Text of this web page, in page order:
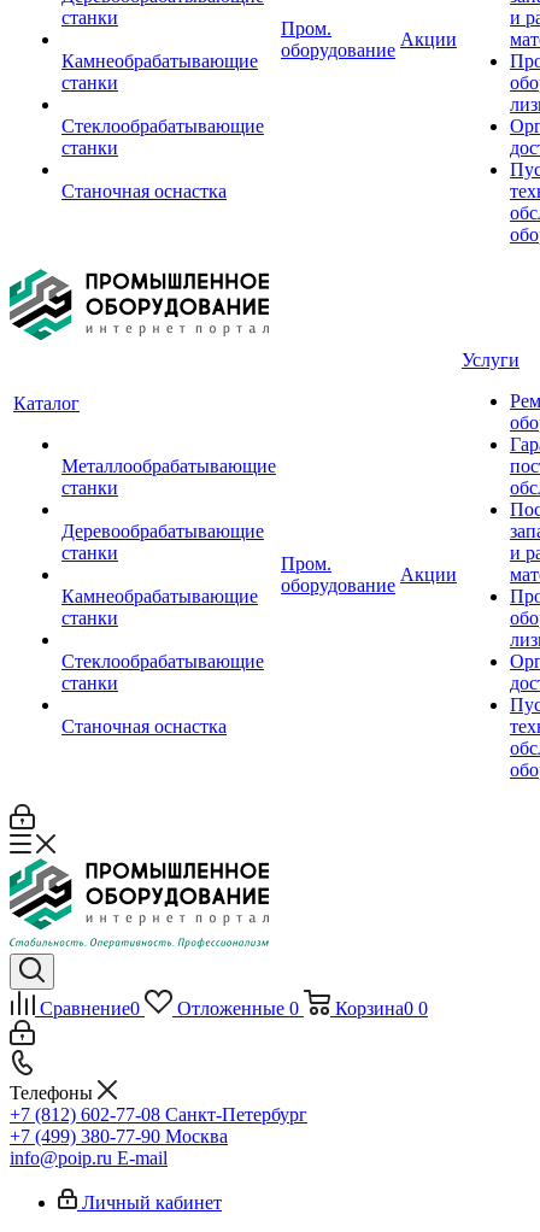
станки
Камнеобрабатывающие
станки
Стеклообрабатывающие
станки
Станочная оснастка
Пром.
оборудование
Акции
и
Каталог
Металлообрабатывающие
станки
Деревообрабатывающие
станки
Камнеобрабатывающие
станки
Стеклообрабатывающие
станки
Станочная оснастка
Пром.
оборудование
Акции
Услуги
и
Сравнение0 Отложенные 0 Корзина0 0
Телефоны
+7 (812) 602-77-08 Санкт-Петербург
+7 (499) 380-77-90 Москва
info@poip.ru E-mail
Личный кабинет